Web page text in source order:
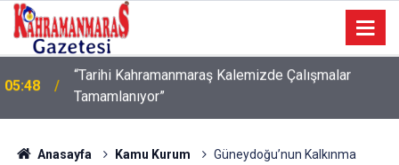
05:42 TDV Gönüllüsü mobil uygulama
Anasayfa Kamu Kurum
Güneydoğu’nun Kalkınma